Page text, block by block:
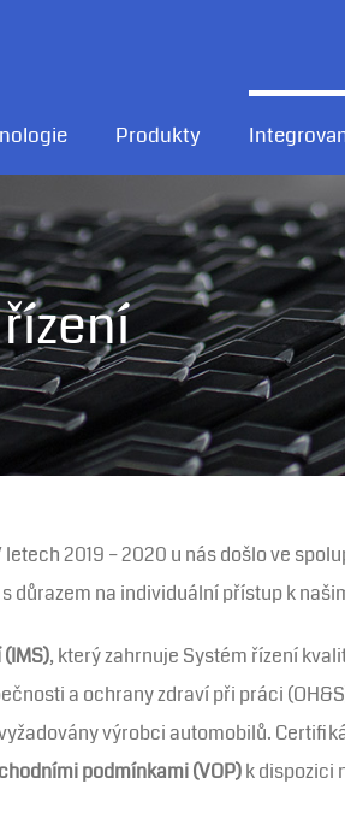
Produkty
2019 – 2020 u nás došlo ve
na individuální přístup k
, který zahrnuje Systém řízení
a ochrany zdraví při práci
výrobci automobilů.
podmínkami (VOP)k dispozici